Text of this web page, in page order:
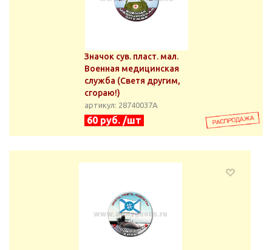
Значок сув. пласт. мал.
Военная медицинская
служба (Светя другим,
сгораю!)
артикул: 28740037А
60 руб. /шт